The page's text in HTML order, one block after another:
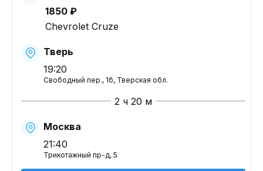
1850 ₽
Chevrolet Cruze
Тверь
19:20
Свободный пер., 1б, Тверская обл.
2 ч 20 м
Москва
21:40
Трикотажный пр-д, 5